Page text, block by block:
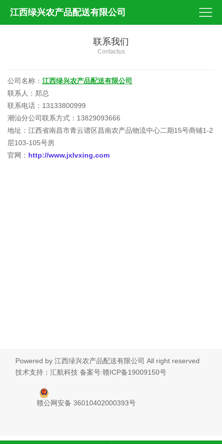
江西绿兴农产品配送有限公司
联系我们
Contactus
公司名称： 江西绿兴农产品配送有限公司
联系人：郑总
联系电话：13133800999
潮汕分公司联系方式：13829093666
地址：江西省南昌市青云谱区昌南农产品物流中心二期15号商铺1-2
层103-105号房
官网： http://www.jxlvxing.com
Powered by江西绿兴农产品配送有限公司 All right reserved
技术支持：汇航科技备案号:赣ICP备19009150号
赣公网安备 36010402000393号